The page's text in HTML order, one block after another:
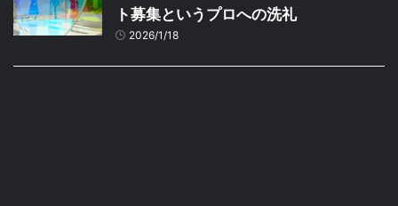
ト募集というプロへの洗礼
2026/1/18